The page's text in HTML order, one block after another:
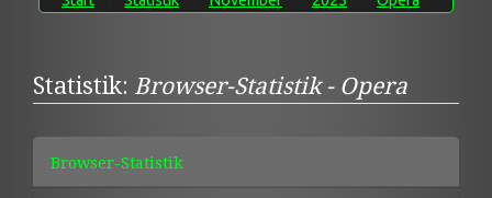
Statistik: Browser-Statistik - Opera
Browser-Statistik